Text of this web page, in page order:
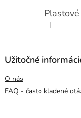
|
Užitočné
O nás
FAQ - často kladené